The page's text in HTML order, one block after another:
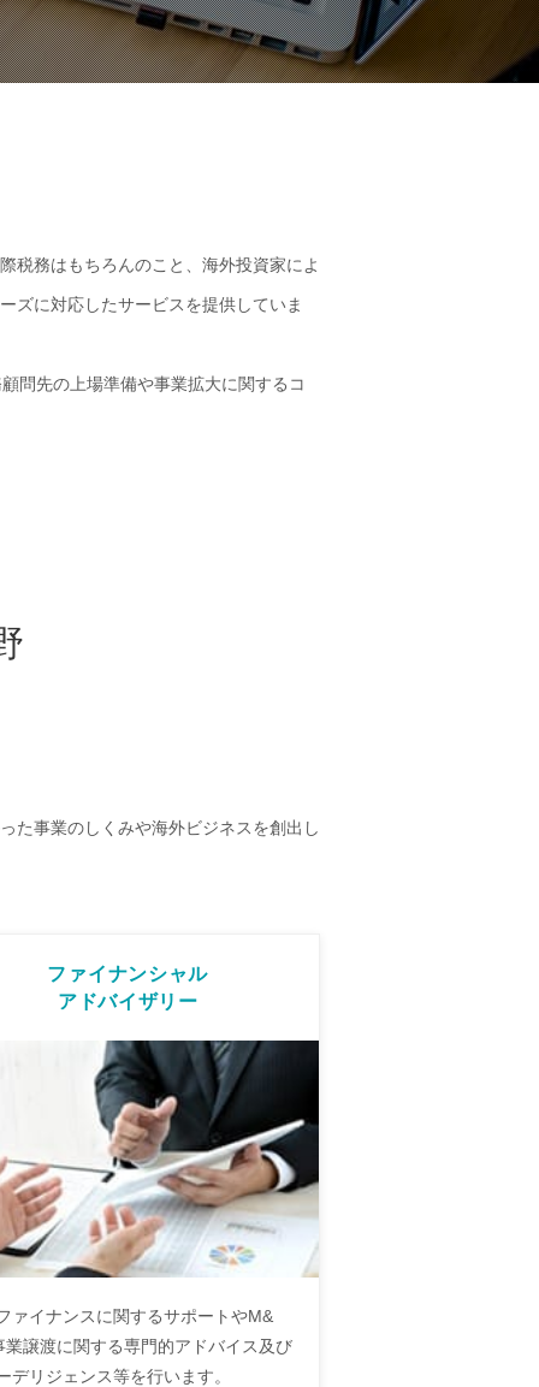
税務はもちろんのこと、海外投資家によ
ズに対応したサービスを提供していま
問先の上場準備や事業拡大に関するコ
た事業のしくみや海外ビジネスを創出し
ファイナンシャル
アドバイザリー
ァイナンスに関するサポートやM&
業譲渡に関する専門的アドバイス及び
デリジェンス等を行います。